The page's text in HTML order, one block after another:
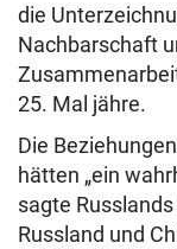
die
Nachbarschaft
25. Mal jähre.
Die
hätten „ein
sagte
Russland und